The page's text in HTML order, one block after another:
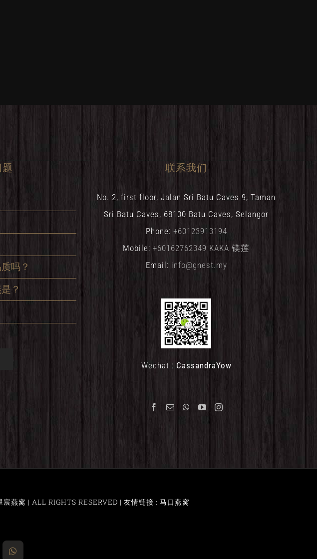
吗？
？
联系我们
No. 2, first floor, Jalan Sri Batu Caves 9, Taman
Sri Batu Caves, 68100 Batu Caves, Selangor
Phone: +60123913194
Mobile: +60162762349 KAKA 镁莲
Email: info@gnest.my
Wechat : CassandraYow
宸燕窝 | ALL RIGHTS RESERVED | 友情链接 : 马口燕窝
WhatsApp